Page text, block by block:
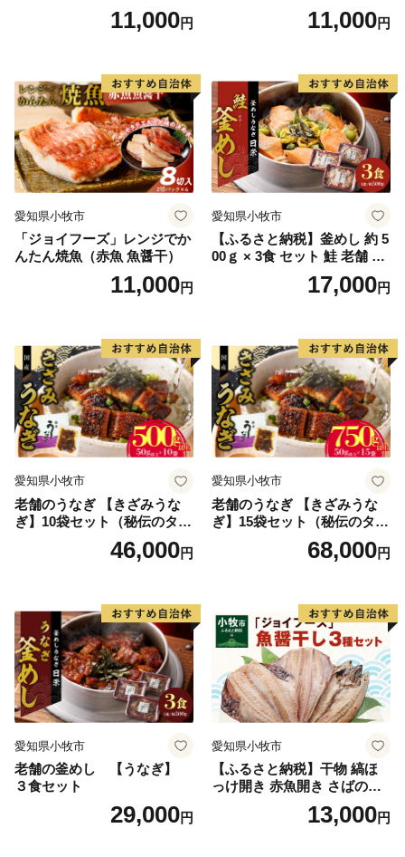
11,000円 11,000円
愛知県小牧市
「ジョイフーズ」レンジでか
んたん焼魚（赤魚 魚醤干）
11,000円
愛知県小牧市
【ふるさと納税】釜めし 約 5
00ｇ × 3食 セット 鮭 老舗 急
速冷凍 レンチン 時短 簡単調
理 食品 加工品 海鮮 手作り
り寄せグルメ 愛知県 小牧市
送料無料
17,000円
愛知県小牧市
老舗のうなぎ 【きざみうな
ぎ】10袋セット（秘伝のタレ
46,000円
愛知県小牧市
老舗のうなぎ 【きざみうな
ぎ】15袋セット（秘伝のタレ
68,000円
愛知県小牧市
老舗の釜めし 【うなぎ】
３食セット
29,000円
愛知県小牧市
【ふるさと納税】干物 縞ほ
っけ開き 赤魚開き さばの開
き 魚醤干し 3種 セット 詰め
合わせ 魚 おかず 肉厚 おいし
13,000円